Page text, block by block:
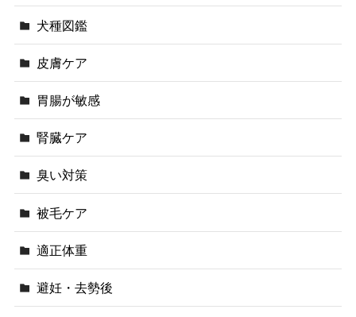
犬種図鑑
皮膚ケア
胃腸が敏感
腎臓ケア
臭い対策
被毛ケア
適正体重
避妊・去勢後